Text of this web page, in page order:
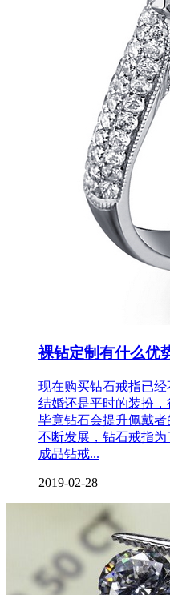
裸钻定制有什么优
现在购买钻石戒指已
结婚还是平时的装扮，
毕竟钻石会提升佩戴
不断发展，钻石戒指
成品钻戒...
2019-02-28